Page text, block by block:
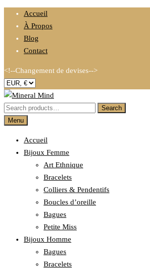
Accueil
À Propos
Blog
Contact
<!--Changement de devises-->
MINERAL MIND
Création de bijoux à base de pierres et minéraux
Search
Menu
Accueil
Bijoux Femme
Art Ethnique
Bracelets
Colliers & Pendentifs
Boucles d’oreille
Bagues
Petite Miss
Bijoux Homme
Bagues
Bracelets